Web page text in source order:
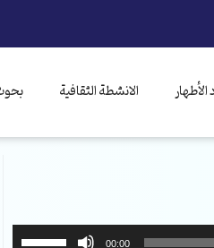
الانشطة الثقافية
00:00